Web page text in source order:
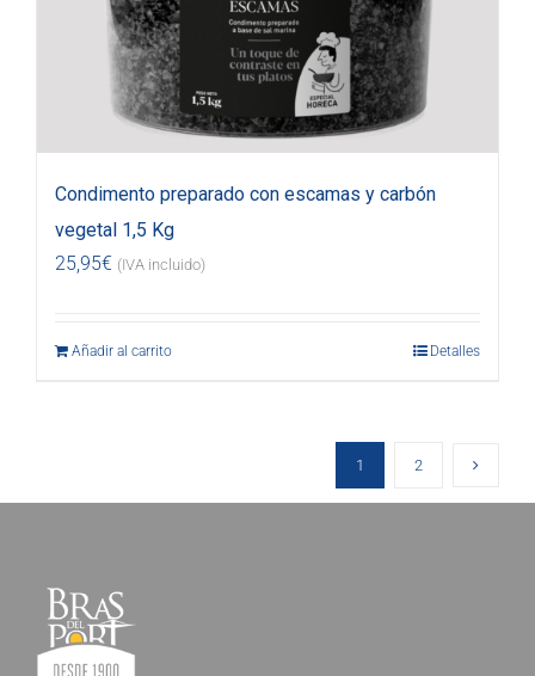
Condimento preparado con escamas y carbón
vegetal 1,5 Kg
25,95€ (IVA incluido)
Añadir al carrito Detalles
1 2